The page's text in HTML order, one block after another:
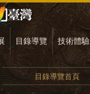
目錄導覽 技術體驗
目錄導覽首頁